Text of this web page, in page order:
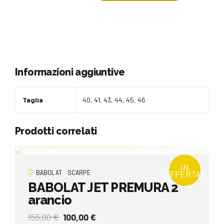
Informazioni aggiuntive
Taglia 40, 41, 43, 44, 45, 46
Prodotti correlati
IN
OFFERTA!
BABOLAT SCARPE
BABOLAT JET PREMURA 2
arancio
155,00€ Il
100,00€